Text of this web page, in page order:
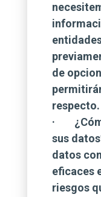
de
respecto.
·
sus
datos
eficaces
riesgos